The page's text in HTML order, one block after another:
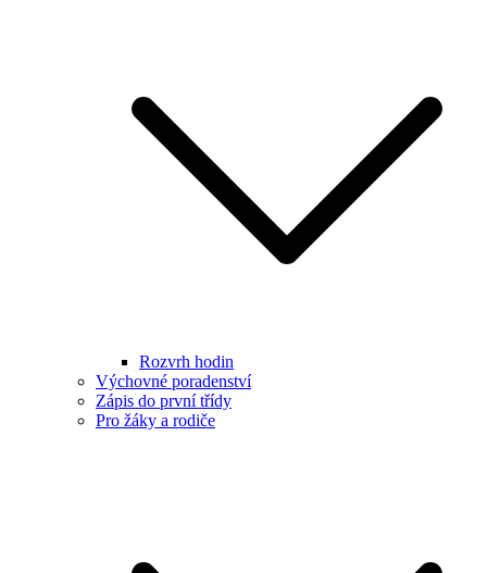
Rozvrh hodin
Výchovné poradenství
Zápis do první třídy
Pro žáky a rodiče